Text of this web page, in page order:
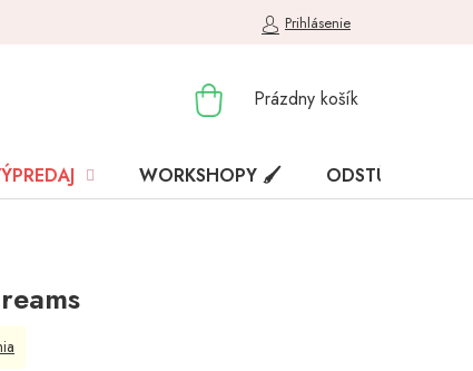
Prihlásenie
NÁKUPNÝ
Prázdny košík
WORKSHOPY 🖌️ ODSTÚPENIE